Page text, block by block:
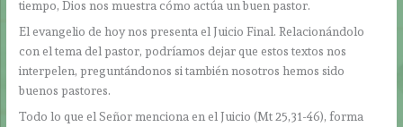
tiempo, Dios nos muestra cómo actúa un buen pastor.
El evangelio de hoy nos presenta el Juicio Final. Relacionándolo
con el tema del pastor, podríamos dejar que estos textos nos
interpelen, preguntándonos si también nosotros hemos sido
buenos pastores.
Todo lo que el Señor menciona en el Juicio (Mt 25,31-46), forma